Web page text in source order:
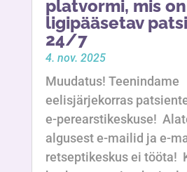
platvormi, mis on
ligipääsetav
24/7
4. nov. 2025
Muudatus! Teenindame
eelisjärjekorras
e-perearstikeskuse!
algusest e-mailid ja e-
retseptikeskus ei tööta!